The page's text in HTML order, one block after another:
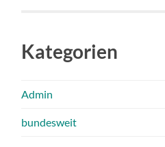
Kategorien
Admin
bundesweit